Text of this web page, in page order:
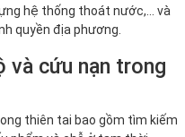
hệ thống thoát nước,... và
quyền địa phương.
và cứu nạn trong
thiên tai bao gồm tìm kiếm